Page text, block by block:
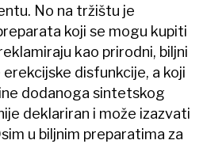
No na tržištu je
koji se mogu kupiti
kao prirodni, biljni
disfunkcije, a koji
dodanoga sintetskog
deklariran i može izazvati
u biljnim preparatima za